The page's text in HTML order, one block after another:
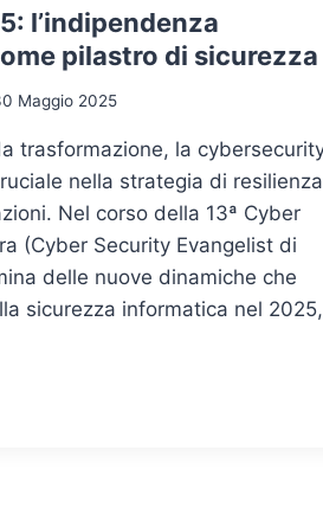
l’indipendenza
pilastro di sicurezza
Maggio 2025
trasformazione, la
nella strategia di resilienza
Nel corso della 13ª Cyber
(Cyber Security Evangelist di
delle nuove dinamiche che
sicurezza informatica nel 2025,